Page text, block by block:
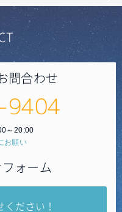
問合わせ
～20:00
お願い
ォーム
ださい！